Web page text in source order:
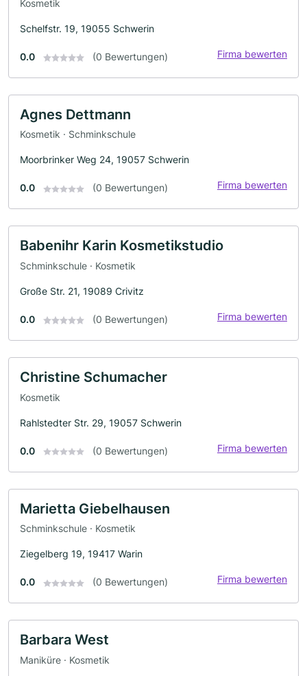
Kosmetik
Schelfstr. 19, 19055 Schwerin
0.0 (0 Bewertungen) Firma bewerten
Agnes Dettmann
Kosmetik · Schminkschule
Moorbrinker Weg 24, 19057 Schwerin
0.0 (0 Bewertungen) Firma bewerten
Babenihr Karin Kosmetikstudio
Schminkschule · Kosmetik
Große Str. 21, 19089 Crivitz
0.0 (0 Bewertungen) Firma bewerten
Christine Schumacher
Kosmetik
Rahlstedter Str. 29, 19057 Schwerin
0.0 (0 Bewertungen) Firma bewerten
Marietta Giebelhausen
Schminkschule · Kosmetik
Ziegelberg 19, 19417 Warin
0.0 (0 Bewertungen) Firma bewerten
Barbara West
Maniküre · Kosmetik